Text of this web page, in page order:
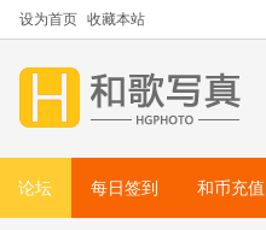
设为首页 收藏本站
论坛 每日签到 和币充值